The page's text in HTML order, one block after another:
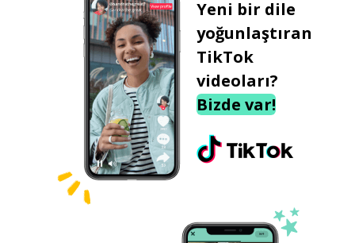
Yeni bir dile
yoğunlaştıran
TikTok
videoları?
Bizde var!